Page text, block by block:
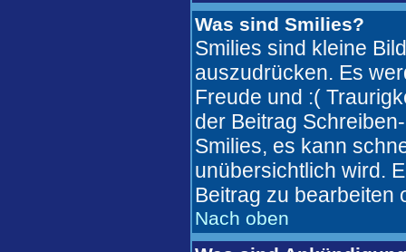
Was sind Smilies?
Smilies sind kleine
auszudrücken. Es
Freude und :(
der Beitrag
Smilies, es kann
unübersichtlich wird.
Beitrag zu bearbeiten
Nach oben